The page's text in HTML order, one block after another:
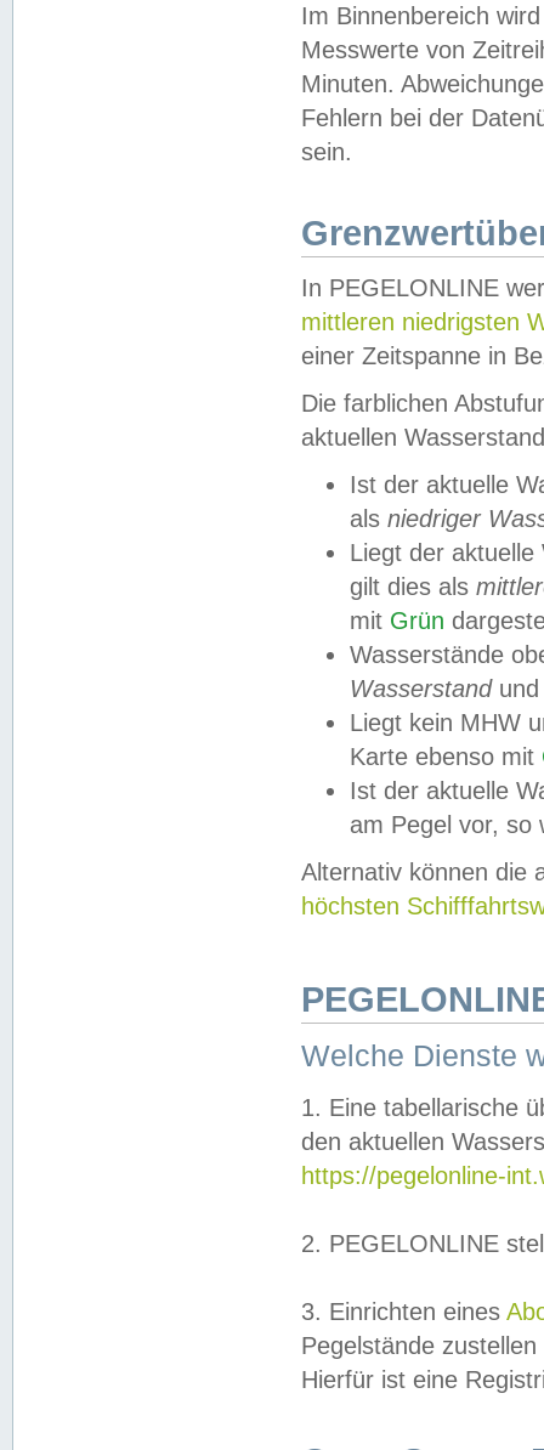
Im Binnenbereich
Messwerte von
Minuten.
Fehlern bei der
sein.
In PEGELONLINE
mittleren niedrigsten
einer Zeitspanne in
Die farblichen
aktuellen
Ist der aktuelle
als niedriger
Liegt der
gilt dies als
mit Grün
Wasserstände
Wasserstandund
Liegt kein MHW
Karte ebenso mit
Ist der aktuelle
am Pegel vor,
Alternativ können die
höchsten
Welche Dienste
1. Eine tabellarische
den aktuellen
https://pegelonline-
2. PEGELONLINE
3. Einrichten eines
Pegelstände
Hierfür ist eine